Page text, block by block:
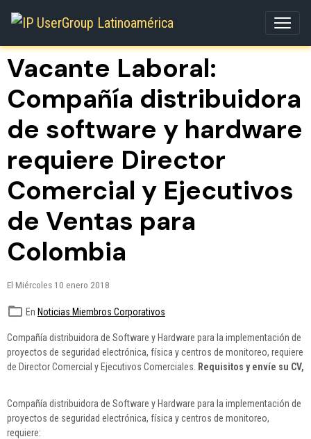
Vacante Laboral:
Compañía distribuidora
de software y hardware
requiere Director
Comercial y Ejecutivos
de Ventas para
Colombia
El Miércoles 10 enero 2018
En Noticias Miembros Corporativos
Compañía distribuidora de Software y Hardware para la implementación de
proyectos de seguridad electrónica, física y centros de monitoreo, requiere
de Director Comercial y Ejecutivos Comerciales.
Requisitos y envíe su CV,
Compañía distribuidora de Software y Hardware para la implementación de
proyectos de seguridad electrónica, física y centros de monitoreo,
requiere: